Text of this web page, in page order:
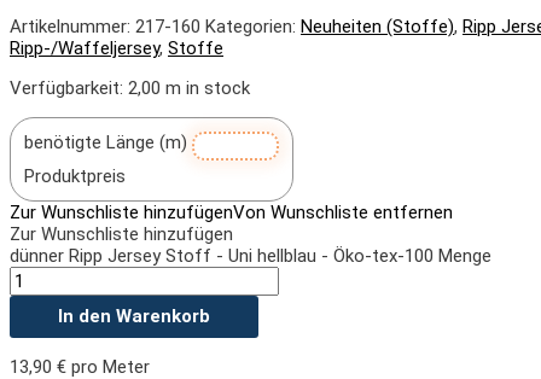
Artikelnummer: 217-160 Kategorien: Neuheiten (Stoffe), Ripp
Ripp-/Waffeljersey, Stoffe
Verfügbarkeit: 2,00 m in stock
benötigte Länge (m)
Produktpreis
Zur Wunschliste hinzufügenVon Wunschliste entfernen
Zur Wunschliste hinzufügen
dünner Ripp Jersey Stoff - Uni hellblau - Öko-tex-100 Menge
In den Warenkorb
13,90 € pro Meter